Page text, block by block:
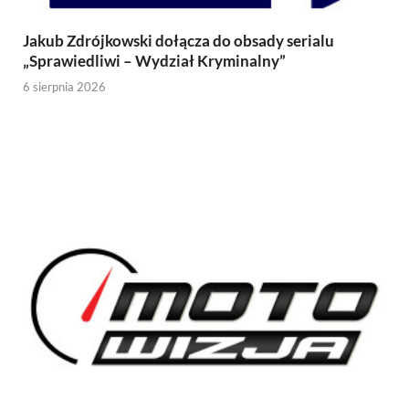
Jakub Zdrójkowski dołącza do obsady serialu
„Sprawiedliwi – Wydział Kryminalny”
6 sierpnia 2026